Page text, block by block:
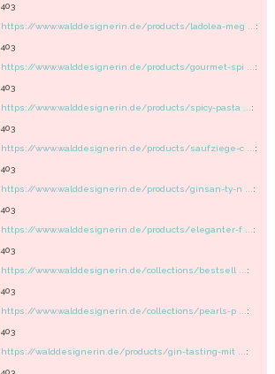
403
https://www.walddesignerin.de/products/ladolea-meg ... :
403
https://www.walddesignerin.de/products/gourmet-spi ... :
403
https://www.walddesignerin.de/products/spicy-pasta ... :
403
https://www.walddesignerin.de/products/saufziege-c ... :
403
https://www.walddesignerin.de/products/ginsan-ty-n ... :
403
https://www.walddesignerin.de/products/eleganter-f ... :
403
https://www.walddesignerin.de/collections/bestsell ... :
403
https://www.walddesignerin.de/collections/pearls-p ... :
403
https://walddesignerin.de/products/gin-tasting-mit ... :
403